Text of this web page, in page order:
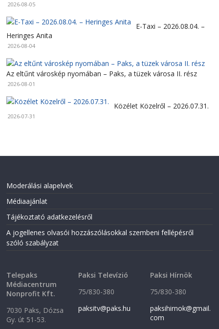
2026-08-05
E-Taxi – 2026.08.04. –
Heringes Anita
2026-08-04
Az eltűnt városkép nyomában – Paks, a tüzek városa II. rész
2026-08-01
Közélet Közelről – 2026.07.31.
2026-07-31
Moderálási alapelvek
Médiaajánlat
Tájékoztató adatkezelésről
A jogellenes olvasói hozzászólásokkal szembeni fellépésről
szóló szabályzat
Telepaks
Médiacentrum
Nonprofit Kft.
7030 Paks, Dózsa
Gy. út 51-53.
Paksi Televízió
75/830-380
paksitv@paks.hu
Paksi Hírnök
75/830-380
paksihirnok@gmail.
com